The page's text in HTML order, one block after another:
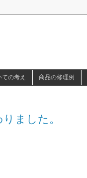
の考え 商品の修理例
ました。